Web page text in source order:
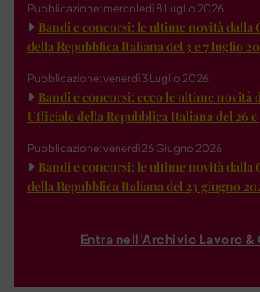
Pubblicazione: mercoledì 8 Luglio 2026
Bandi e concorsi: le ultime novità dalla
della Repubblica Italiana del 3 e 7 luglio
Pubblicazione: venerdì 3 Luglio 2026
Bandi e concorsi: ecco le ultime novità
Ufficiale della Repubblica Italiana del 26
Pubblicazione: venerdì 26 Giugno 2026
Bandi e concorsi: le ultime novità dalla
della Repubblica Italiana del 23 giugno
Entra nell'Archivio Lavoro &